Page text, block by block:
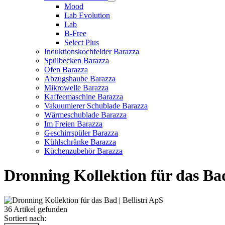
Mood
Lab Evolution
Lab
B-Free
Select Plus
Induktionskochfelder Barazza
Spülbecken Barazza
Ofen Barazza
Abzugshaube Barazza
Mikrowelle Barazza
Kaffeemaschine Barazza
Vakuumierer Schublade Barazza
Wärmeschublade Barazza
Im Freien Barazza
Geschirrspüler Barazza
Kühlschränke Barazza
Küchenzubehör Barazza
Dronning Kollektion für das
36 Artikel gefunden
Sortiert nach: